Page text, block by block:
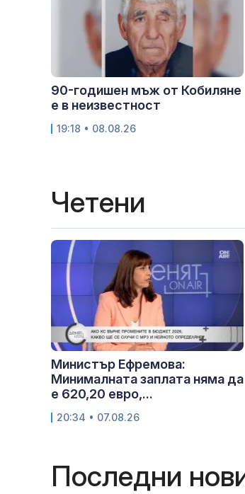
90-годишен мъж от Кобиляне
е в неизвестност
19:18 • 08.08.26
Четени
Министър Ефремова:
Минималната заплата няма да
е 620,20 евро,...
20:34 • 07.08.26
Последни